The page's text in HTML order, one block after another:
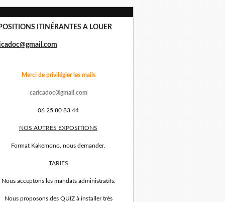
ITINÉRANTES A LOUER
Merci de privilégier les mails
caricadoc@gmail.com
06 25 80 83 44
NOS AUTRES EXPOSITIONS
Format Kakemono, nous demander.
TARIFS
Nous acceptons les mandats administratifs.
Nous proposons des QUIZ à installer très